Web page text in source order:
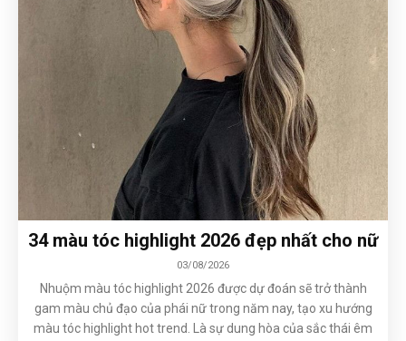
34 màu tóc highlight 2026 đẹp nhất cho nữ
03/08/2026
Nhuộm màu tóc highlight 2026 được dự đoán sẽ trở thành
gam màu chủ đạo của phái nữ trong năm nay, tạo xu hướng
màu tóc highlight hot trend. Là sự dung hòa của sắc thái êm